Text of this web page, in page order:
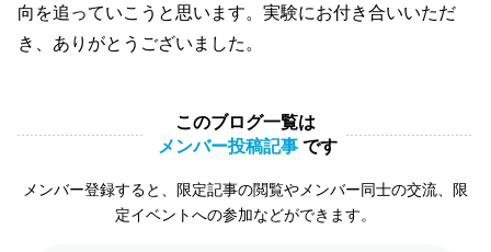
向を追っていこうと思います。実験にお付き合いいただ
き、ありがとうございました。
このブログ一覧は
メンバー投稿記事 です
メンバー登録すると、限定記事の閲覧やメンバー同士の交流、限
定イベントへの参加などができます。